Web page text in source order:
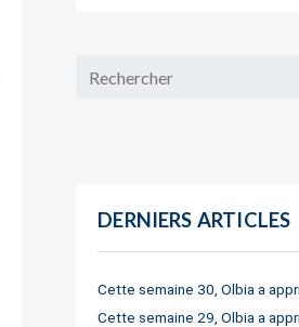
DERNIERS ARTICLES
Cette semaine 30, Olbia a
Cette semaine 29, Olbia a